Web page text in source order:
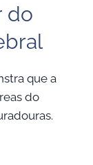
do
que a
do